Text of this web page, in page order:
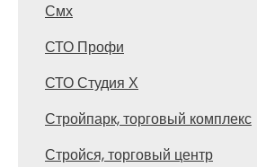
Смх
СТО Профи
СТО Студия Х
Стройпарк, торговый комплекс
Стройся, торговый центр